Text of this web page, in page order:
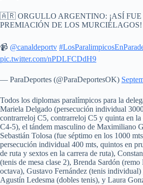
🇦🇷 ORGULLO ARGENTINO: ¡ASÍ FUE
PREMIACIÓN DE LOS MURCIÉLAGOS!
📹 @canaldeportv
pic.twitter.com/nPDLFCDdH9
— ParaDeportes (@ParaDeportesOK)
Todos los diplomas paralímpicos para la
Mariela Delgado (persecución individual
contrarreloj C5, contrarreloj C5 y quinta en la
C4-5), el tándem masculino de Maximiliano
Sebastián Tolosa (fue séptimo en los 1000
persecución individual 400 mts, quintos en
de ruta y sextos en la carrera de ruta),
(tenis de mesa clase 2), Brenda Sardón (remo
octava), Gustavo Fernández (tenis
Agustín Ledesma (dobles tenis), y Laura